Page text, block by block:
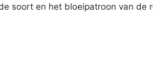
soort en het bloeipatroon van de